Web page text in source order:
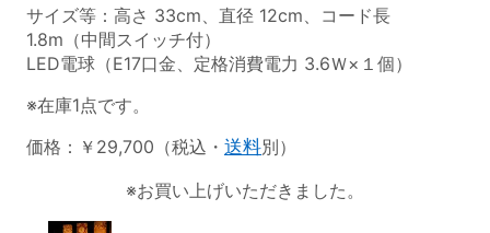
サイズ等：高さ 33cm、直径 12cm、コード長
1.8m（中間スイッチ付）
LED電球（E17口金、定格消費電力 3.6Ｗ×１個）
※在庫1点です。
価格：￥29,700（税込・ 送料別）
※お買い上げいただきました。